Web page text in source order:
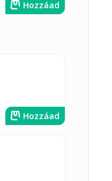
Hozzáad
Hozzáad